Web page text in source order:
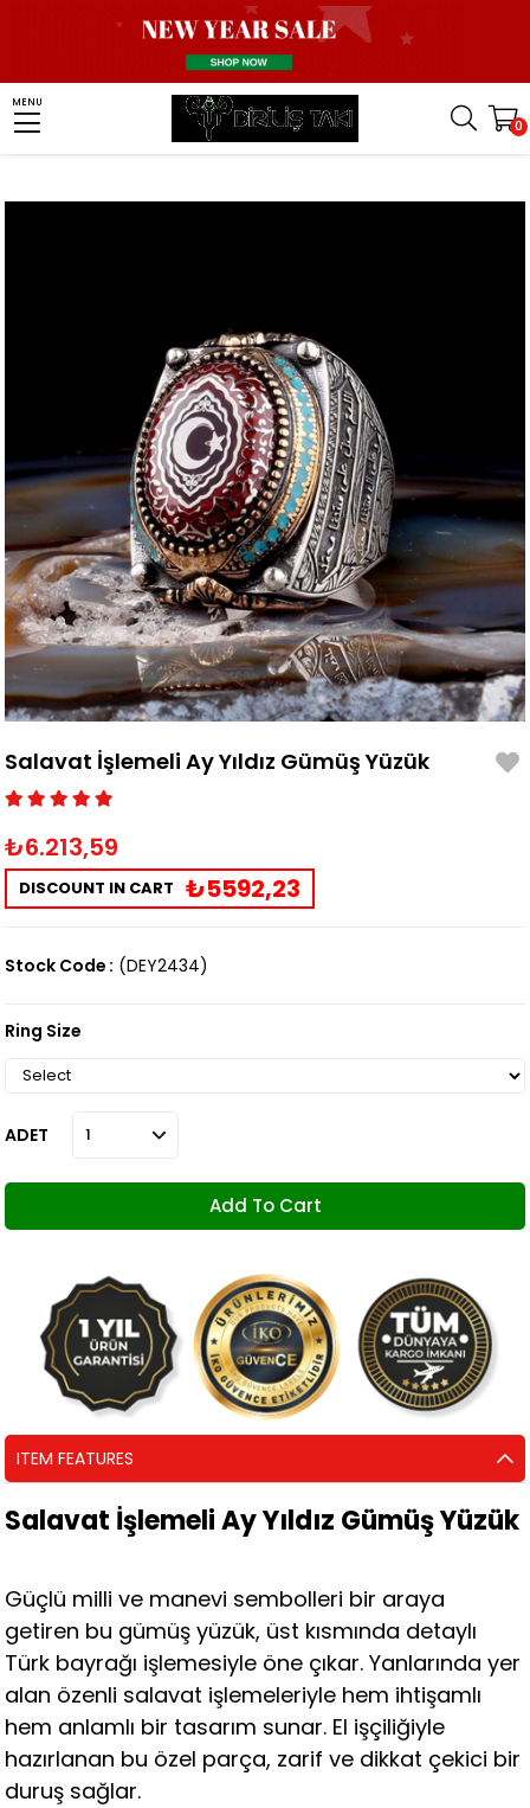
MENU
0
Men Silver Ring Moon Star Ring
Salavat İşlemeli Ay Yıldız Gümüş Yüzük
Salavat İşlemeli Ay Yıldız Gümüş Yüzük
₺6.213,59
DISCOUNT IN CART ₺5592,23
Stock Code (DEY2434)
Ring Size
ADET
ITEM FEATURES
Salavat İşlemeli Ay Yıldız Gümüş Yüzük
Güçlü milli ve manevi sembolleri bir araya
getiren bu gümüş yüzük, üst kısmında detaylı
Türk bayrağı işlemesiyle öne çıkar. Yanlarında yer
alan özenli salavat işlemeleriyle hem ihtişamlı
hem anlamlı bir tasarım sunar. El işçiliğiyle
hazırlanan bu özel parça, zarif ve dikkat çekici bir
duruş sağlar.